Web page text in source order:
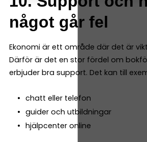
något går fel
Ekonomi är ett område där det är
Därför är det en stor fördel om
erbjuder bra support. Det kan till
chatt eller telefon
guider och utbildningar
hjälpcenter online